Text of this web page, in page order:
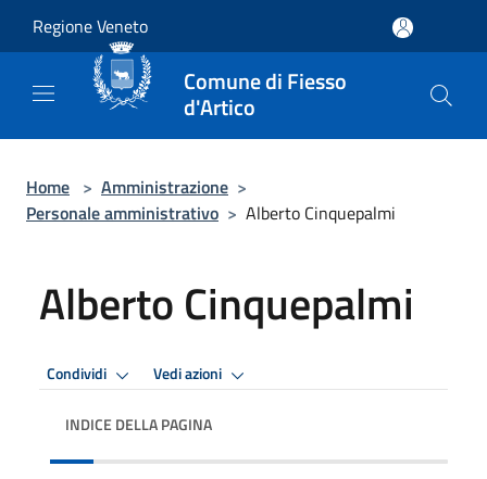
Regione Veneto
Comune di Fiesso
d'Artico
Home > Amministrazione >
Personale amministrativo > Alberto Cinquepalmi
Alberto Cinquepalmi
Condividi Vedi azioni
INDICE DELLA PAGINA